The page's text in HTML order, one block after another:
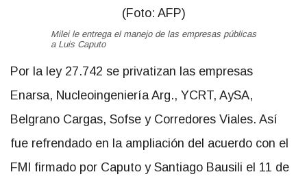
Milei le entrega el manejo de las empresas públicas
a Luis Caputo
Por la ley 27.742 se privatizan las empresas
Enarsa, Nucleoingeniería Arg., YCRT, AySA,
Belgrano Cargas, Sofse y Corredores Viales. Así
fue refrendado en la ampliación del acuerdo con el
FMI firmado por Caputo y Santiago Bausili el 11 de